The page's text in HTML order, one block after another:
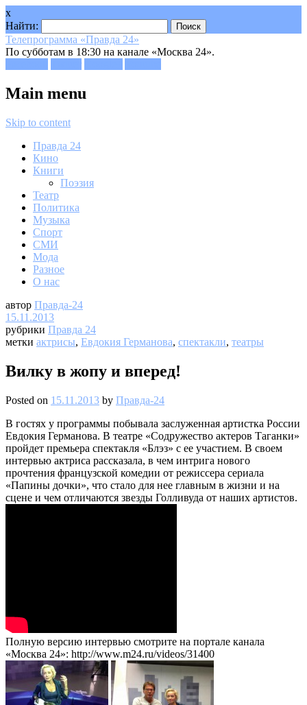
x
Найти:
Телепрограмма «Правда 24»
По субботам в 18:30 на канале «Москва 24».
Main menu
Skip to content
Правда 24
Кино
Книги
Поэзия
Театр
Политика
Музыка
Спорт
СМИ
Мода
Разное
О нас
автор Правда-24
15.11.2013
рубрики Правда 24
метки актрисы, Евдокия Германова, спектакли, театры
Вилку в жопу и вперед!
Posted on 15.11.2013 by Правда-24
В гостях у программы побывала заслуженная артистка России
Евдокия Германова. В театре «Содружество актеров Таганки»
пройдет премьера спектакля «Блэз» с ее участием. В своем
интервью актриса рассказала, в чем интрига нового
прочтения французской комедии от режиссера сериала
«Папины дочки», что стало для нее главным в жизни и на
сцене и чем отличаются звезды Голливуда от наших артистов.
Полную версию интервью смотрите на портале канала
«Москва 24»: http://www.m24.ru/videos/31400